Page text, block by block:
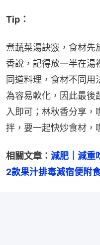
Tip：
煮蔬菜湯訣竅，食材先
香說，記得放一半在湯
同道料理，食材不同用
為容易軟化，因此最後
入即可；林秋香分享，
拌，要一起快炒食材，
相關文章： 減肥｜減重
2款果汁排毒減宿便附